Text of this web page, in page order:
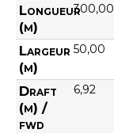
Longueur
(m)
300,00
Largeur
(m)
50,00
Draft
(m) /
fwd
6,92